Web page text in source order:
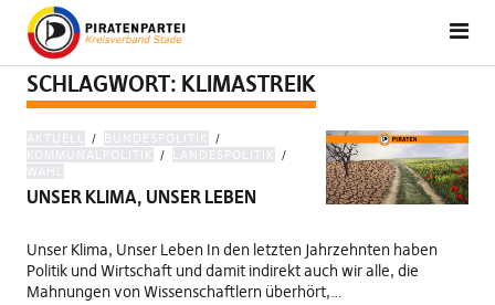
SCHLAGWORT: KLIMASTREIK
AKTUELL
BUNDESPOLITIK
KOMMUNALPOLITIK
LANDESPOLITIK
WAHL
UNSER KLIMA, UNSER LEBEN
Unser Klima, Unser Leben In den letzten Jahrzehnten haben
Politik und Wirtschaft und damit indirekt auch wir alle, die
Mahnungen von Wissenschaftlern überhört,…